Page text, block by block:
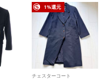
1%還元
チェスターコート